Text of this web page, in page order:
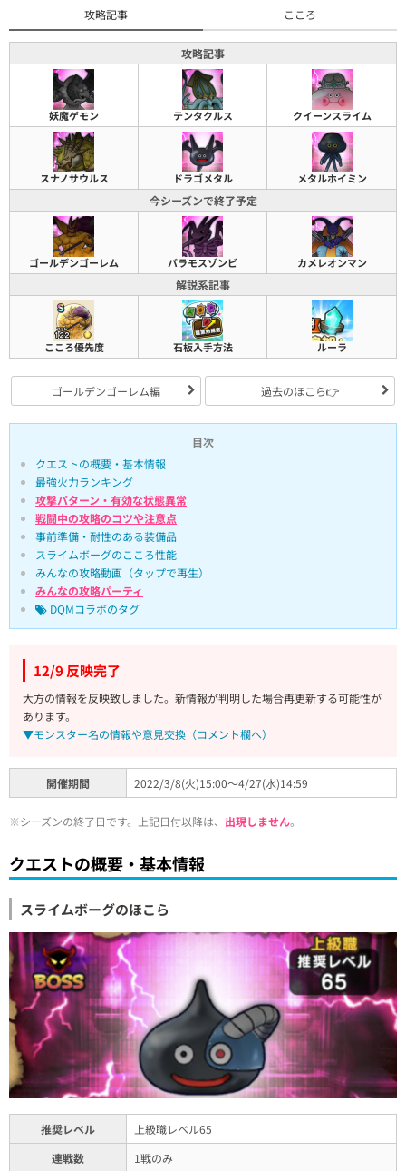
攻略記事 こころ
攻略記事
妖魔ゲモン テンタクルス クイーンスライム
スナノサウルス ドラゴメタル メタルホイミン
今シーズンで終了予定
ゴールデンゴーレム バラモスゾンビ カメレオンマン
解説系記事
こころ優先度 石板入手方法 ルーラ
ゴールデンゴーレム編 過去のほこら👉
目次
クエストの概要・基本情報
最強火力ランキング
攻撃パターン・有効な状態異常
戦闘中の攻略のコツや注意点
事前準備・耐性のある装備品
スライムボーグのこころ性能
みんなの攻略動画（タップで再生）
みんなの攻略パーティ
DQMコラボのタグ
12/9 反映完了
大方の情報を反映致しました。新情報が判明した場合再更新する可能性が
あります。
▼モンスター名の情報や意見交換（コメント欄へ）
開催期間 2022/3/8(火)15:00～4/27(水)14:59
※シーズンの終了日です。上記日付以降は、 出現しません。
クエストの概要・基本情報
スライムボーグのほこら
推奨レベル
上級職レベル65
連戦数
1戦のみ